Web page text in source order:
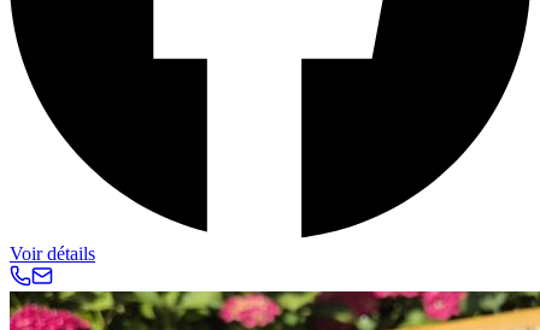
Voir détails